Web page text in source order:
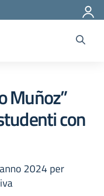
Muñoz”
con
2024 per